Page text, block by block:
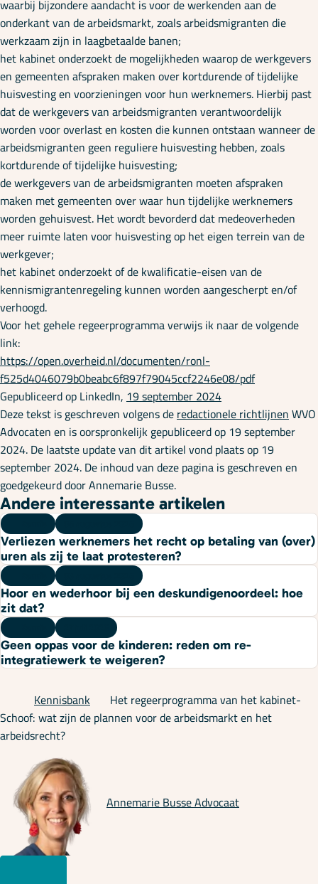
waarbij bijzondere aandacht is voor de werkenden aan de
onderkant van de arbeidsmarkt, zoals arbeidsmigranten die
werkzaam zijn in laagbetaalde banen;
het kabinet onderzoekt de mogelijkheden waarop de werkgevers
en gemeenten afspraken maken over kortdurende of tijdelijke
huisvesting en voorzieningen voor hun werknemers. Hierbij past
dat de werkgevers van arbeidsmigranten verantwoordelijk
worden voor overlast en kosten die kunnen ontstaan wanneer de
arbeidsmigranten geen reguliere huisvesting hebben, zoals
kortdurende of tijdelijke huisvesting;
de werkgevers van de arbeidsmigranten moeten afspraken
maken met gemeenten over waar hun tijdelijke werknemers
worden gehuisvest. Het wordt bevorderd dat medeoverheden
meer ruimte laten voor huisvesting op het eigen terrein van de
werkgever;
het kabinet onderzoekt of de kwalificatie-eisen van de
kennismigrantenregeling kunnen worden aangescherpt en/of
verhoogd.
Voor het gehele regeerprogramma verwijs ik naar de volgende
link:
https://open.overheid.nl/documenten/ronl-
f525d4046079b0beabc6f897f79045ccf2246e08/pdf
Gepubliceerd op LinkedIn,19 september 2024
Deze tekst is geschreven volgens deredactionele richtlijnenWVO
Advocaten en is oorspronkelijk gepubliceerd op 19 september
2024. De laatste update van dit artikel vond plaats op 19
september 2024. De inhoud van deze pagina is geschreven en
goedgekeurd door Annemarie Busse.
Andere interessante artikelen
Verliezen werknemers het recht op betaling van (over)
uren als zij te laat protesteren?
Hoor en wederhoor bij een deskundigenoordeel: hoe
zit dat?
Geen oppas voor de kinderen: reden om re-
integratiewerk te weigeren?
Kennisbank
Het regeerprogramma van het kabinet-
Schoof: wat zijn de plannen voor de arbeidsmarkt en het
arbeidsrecht?
Annemarie BusseAdvocaat